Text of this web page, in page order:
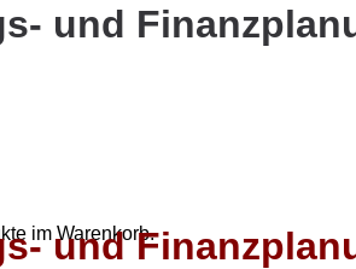
im Warenkorb.
und
und